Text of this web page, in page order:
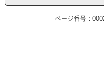
ページ番号：